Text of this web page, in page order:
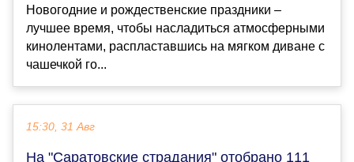
Новогодние и рождественские праздники –
лучшее время, чтобы насладиться атмосферными
кинолентами, распластавшись на мягком диване с
чашечкой го...
15:30, 31 Авг
На "Саратовские страдания" отобрано 111